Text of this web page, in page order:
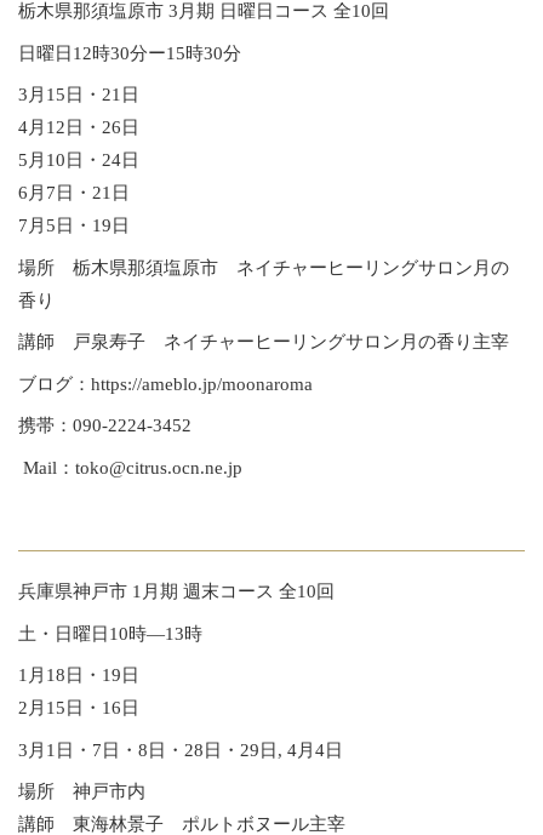
栃木県那須塩原市 3月期 日曜日コース 全10回
日曜日12時30分ー15時30分
3月15日・21日
4月12日・26日
5月10日・24日
6月7日・21日
7月5日・19日
場所 栃木県那須塩原市 ネイチャーヒーリングサロン月の
香り
講師 戸泉寿子 ネイチャーヒーリングサロン月の香り主宰
ブログ： https://ameblo.jp/moonaroma
携帯：090-2224-3452
Mail：toko@citrus.ocn.ne.jp
兵庫県神戸市 1月期 週末コース 全10回
土・日曜日10時―13時
1月18日・19日
2月15日・16日
3月1日・7日・8日・28日・29日, 4月4日
場所 神戸市内
講師 東海林景子 ポルトボヌール主宰